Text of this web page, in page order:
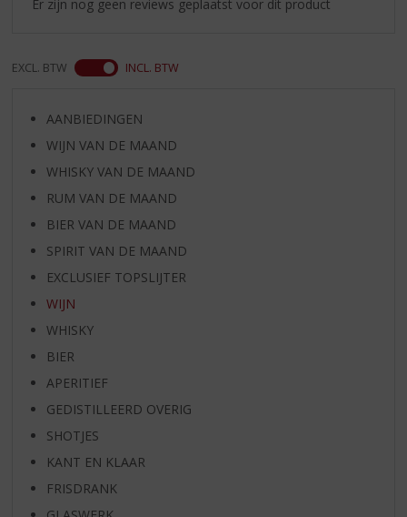
Er zijn nog geen reviews geplaatst voor dit product
EXCL. BTW INCL. BTW
AANBIEDINGEN
WIJN VAN DE MAAND
WHISKY VAN DE MAAND
RUM VAN DE MAAND
BIER VAN DE MAAND
SPIRIT VAN DE MAAND
EXCLUSIEF TOPSLIJTER
WIJN
WHISKY
BIER
APERITIEF
GEDISTILLEERD OVERIG
SHOTJES
KANT EN KLAAR
FRISDRANK